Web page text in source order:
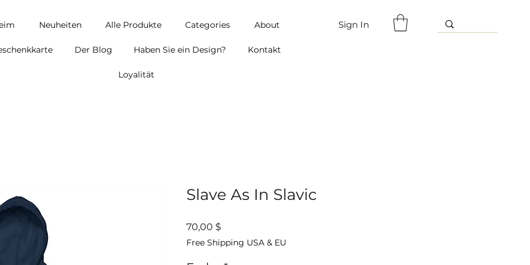
Neuheiten Alle Produkte Categories About
Der Blog Haben Sie ein Design? Kontakt
Loyalität
Sign In
Slave As In Slavic
70,00 $
Free Shipping USA & EU